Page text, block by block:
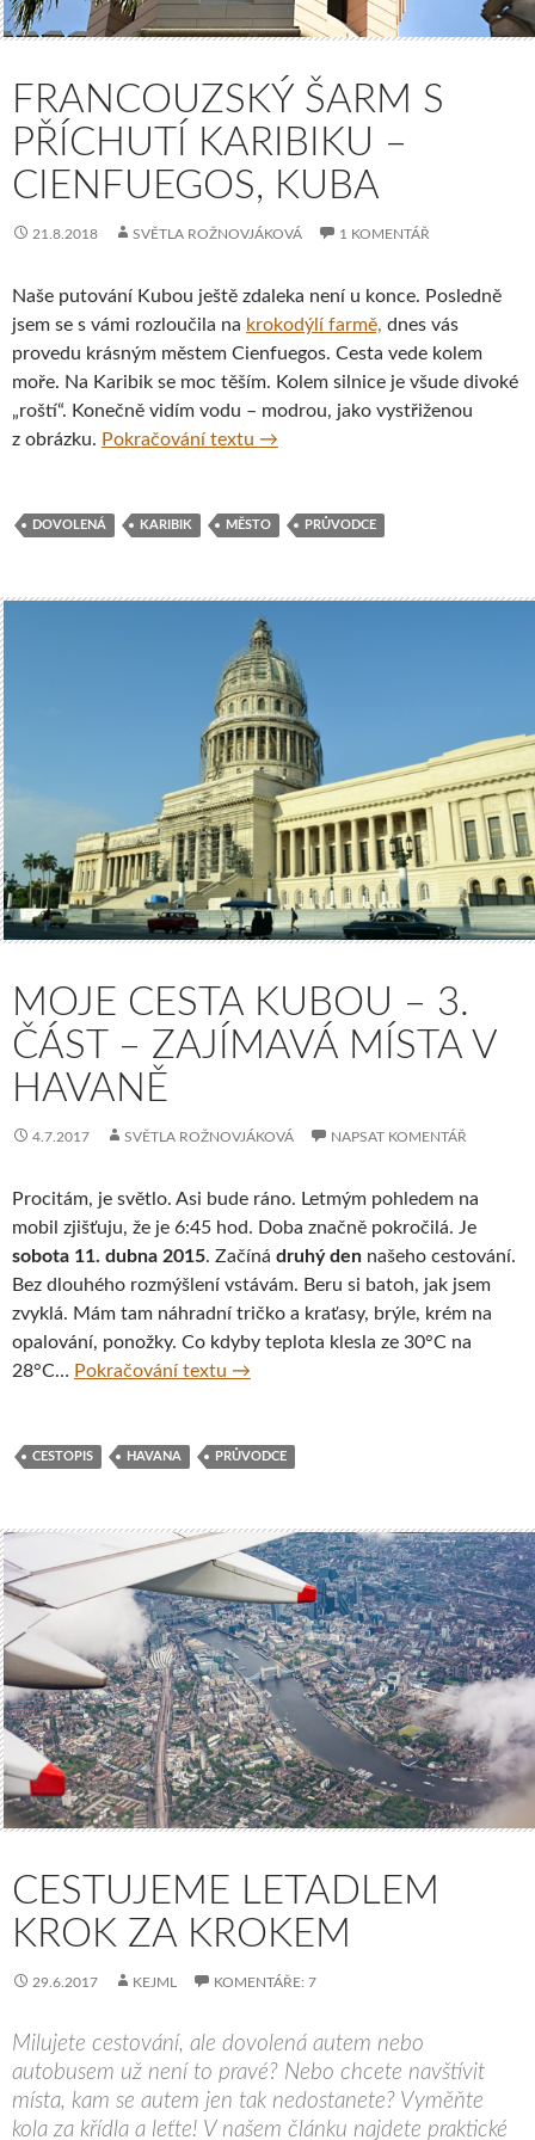
FRANCOUZSKÝ ŠARM S
PŘÍCHUTÍ KARIBIKU –
CIENFUEGOS, KUBA
21.8.2018 SVĚTLA ROŽNOVJÁKOVÁ 1 KOMENTÁŘ
Naše putování Kubou ještě zdaleka není u konce. Posledně
jsem se s vámi rozloučila na krokodýlí farmě, dnes vás
provedu krásným městem Cienfuegos. Cesta vede kolem
moře. Na Karibik se moc těším. Kolem silnice je všude divoké
„roští“. Konečně vidím vodu – modrou, jako vystřiženou
z obrázku. Pokračování textu Francouzský šarm s příchutí
→
DOVOLENÁ KARIBIK MĚSTO PRŮVODCE
MOJE CESTA KUBOU – 3.
ČÁST – ZAJÍMAVÁ MÍSTA V
HAVANĚ
4.7.2017 SVĚTLA ROŽNOVJÁKOVÁ NAPSAT KOMENTÁŘ
Procitám, je světlo. Asi bude ráno. Letmým pohledem na
mobil zjišťuju, že je 6:45 hod. Doba značně pokročilá. Je
sobota 11. dubna 2015. Začíná druhý den našeho cestování.
Bez dlouhého rozmýšlení vstávám. Beru si batoh, jak jsem
zvyklá. Mám tam náhradní tričko a kraťasy, brýle, krém na
opalování, ponožky. Co kdyby teplota klesla ze 30°C na
28°C… Pokračování textu Moje cesta Kubou – 3. část –
→
CESTOPIS HAVANA PRŮVODCE
CESTUJEME LETADLEM
KROK ZA KROKEM
29.6.2017 KEJML KOMENTÁŘE: 7
Milujete cestování, ale dovolená autem nebo
autobusem už není to pravé? Nebo chcete navštívit
místa, kam se autem jen tak nedostanete? Vyměňte
kola za křídla a leťte! V našem článku najdete praktické